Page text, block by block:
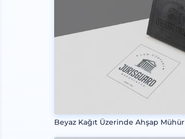
Beyaz Kağıt Üzerinde Ahşap Mühür